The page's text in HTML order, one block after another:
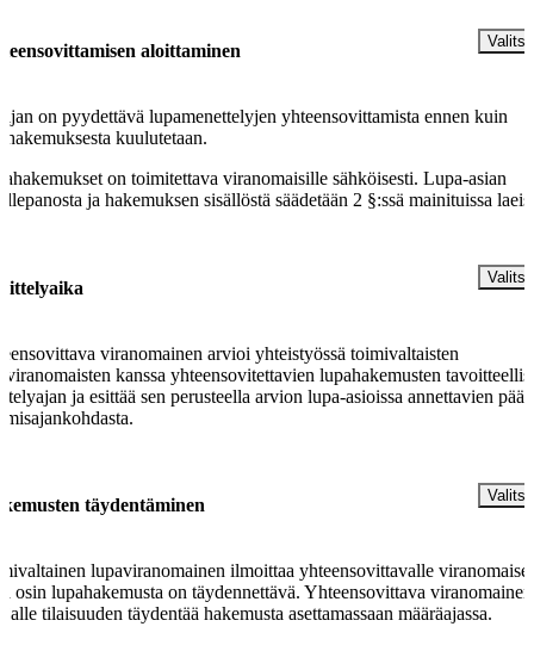
aloittaminen
on pyydettävä lupamenettelyjen yhteensovittamista ennen kuin
kuulutetaan.
on toimitettava viranomaisille sähköisesti. Lupa-asian
ja hakemuksen sisällöstä säädetään 2 §:ssä mainituissa
viranomainen arvioi yhteistyössä toimivaltaisten
kanssa yhteensovitettavien lupahakemusten
ja esittää sen perusteella arvion lupa-asioissa annettavien
täydentäminen
lupaviranomainen ilmoittaa yhteensovittavalle
osin lupahakemusta on täydennettävä. Yhteensovittava
tilaisuuden täydentää hakemusta asettamassaan määräajassa.